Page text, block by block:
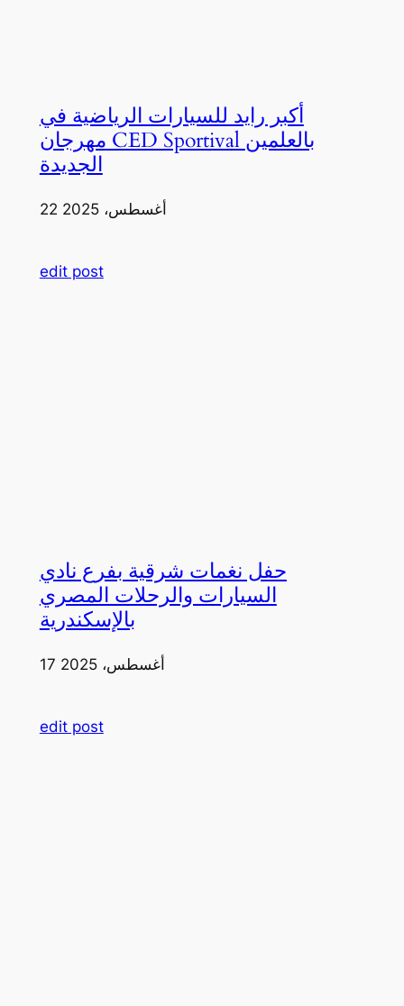
أكبر رايد للسيارات الرياضية في
مهرجان CED Sportival بالعلمين
الجديدة
22 أغسطس، 2025
edit post
حفل نغمات شرقية بفرع نادي
السيارات والرحلات المصري
بالإسكندرية
17 أغسطس، 2025
edit post